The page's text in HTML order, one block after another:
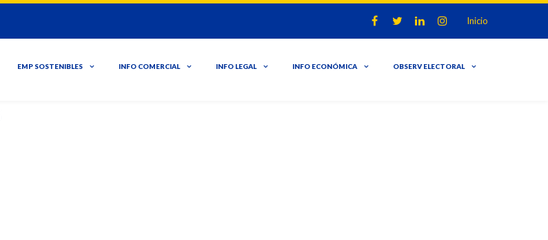
Inicio
EMP SOSTENIBLES INFO COMERCIAL INFO LEGAL INFO ECONÓMICA OBSERV ELECTORAL